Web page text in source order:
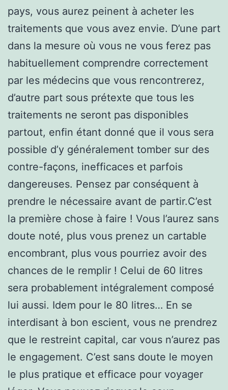
pays, vous aurez peinent à acheter les
traitements que vous avez envie. D’une part
dans la mesure où vous ne vous ferez pas
habituellement comprendre correctement
par les médecins que vous rencontrerez,
d’autre part sous prétexte que tous les
traitements ne seront pas disponibles
partout, enfin étant donné que il vous sera
possible d’y généralement tomber sur des
contre-façons, inefficaces et parfois
dangereuses. Pensez par conséquent à
prendre le nécessaire avant de partir.C’est
la première chose à faire ! Vous l’aurez sans
doute noté, plus vous prenez un cartable
encombrant, plus vous pourriez avoir des
chances de le remplir ! Celui de 60 litres
sera probablement intégralement composé
lui aussi. Idem pour le 80 litres… En se
interdisant à bon escient, vous ne prendrez
que le restreint capital, car vous n’aurez pas
le engagement. C’est sans doute le moyen
le plus pratique et efficace pour voyager